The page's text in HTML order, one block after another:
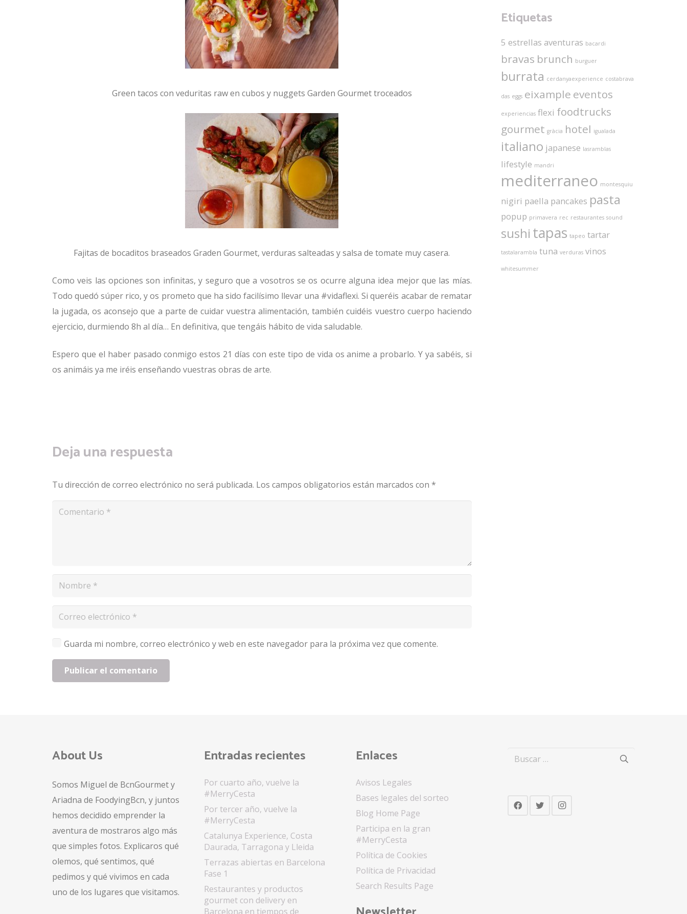
Green tacos con veduritas raw en cubos y nuggets Garden Gourmet troceados
Fajitas de bocaditos braseados Graden Gourmet, verduras salteadas y salsa de tomate muy casera.
Como veis las opciones son infinitas, y seguro que a vosotros se os ocurre alguna idea mejor que las mías.
Todo quedó súper rico, y os prometo que ha sido facilísimo llevar una #vidaflexi. Si queréis acabar de rematar
la jugada, os aconsejo que a parte de cuidar vuestra alimentación, también cuidéis vuestro cuerpo haciendo
ejercicio, durmiendo 8h al día… En definitiva, que tengáis hábito de vida saludable.
Espero que el haber pasado conmigo estos 21 días con este tipo de vida os anime a probarlo. Y ya sabéis, si
os animáis ya me iréis enseñando vuestras obras de arte.
Deja una respuesta
Tu dirección de correo electrónico no será publicada. Los campos obligatorios están marcados con *
Guarda mi nombre, correo electrónico y web en este navegador para la próxima vez que comente.
Publicar el comentario
Etiquetas
5 estrellas aventuras bacardi
bravas brunch burguer
burrata cerdanyaexperience costabrava
das eggs eixample eventos
experiencias flexi foodtrucks
gourmet gràcia hotel igualada
italiano japanese lasramblas
lifestyle mandri
mediterraneo montesquiu
nigiri paella pancakes pasta
popup primavera rec restaurantes sound
sushi tapas tapeo tartar
tastalarambla tuna verduras vinos
whitesummer
About Us
Somos Miguel de BcnGourmet y
Ariadna de FoodyingBcn, y juntos
hemos decidido emprender la
aventura de mostraros algo más
que simples fotos. Explicaros qué
olemos, qué sentimos, qué
pedimos y qué vivimos en cada
uno de los lugares que visitamos.
Entradas recientes
Por cuarto año, vuelve la
#MerryCesta
Por tercer año, vuelve la
#MerryCesta
Catalunya Experience, Costa
Daurada, Tarragona y Lleida
Terrazas abiertas en Barcelona
Fase 1
Restaurantes y productos
gourmet con delivery en
Barcelona en tiempos de
Enlaces
Avisos Legales
Bases legales del sorteo
Blog Home Page
Participa en la gran
#MerryCesta
Política de Cookies
Política de Privacidad
Search Results Page
Buscar: